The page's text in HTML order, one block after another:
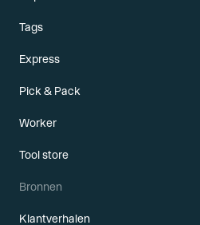
Tags
Express
Pick & Pack
Worker
Tool store
Bronnen
Klantverhalen